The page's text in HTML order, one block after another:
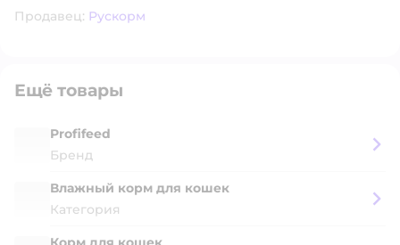
Продавец: Рускорм
Ещё товары
Profifeed
Бренд
Влажный корм для кошек
Категория